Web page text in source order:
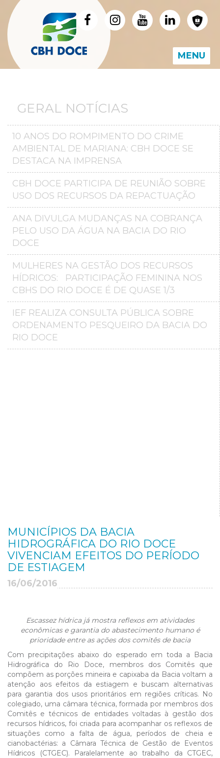
MENU
GERAL NOTÍCIAS
10 ANOS DO ROMPIMENTO DO CRIME
AMBIENTAL DE MARIANA: CBH DOCE SE
DESTACA NA IMPRENSA
CBH DOCE PARTICIPA DE REUNIÃO SOBRE
USO DOS RECURSOS DA REPACTUAÇÃO
ANA DIVULGA MUDANÇAS NA COBRANÇA
PELO USO DA ÁGUA NA BACIA DO RIO
DOCE
MULHERES NA GESTÃO DOS RECURSOS
HÍDRICOS: PARTICIPAÇÃO FEMININA NOS
CBHS DO RIO DOCE É DE QUASE 1/3
IEF REALIZA CONSULTA PÚBLICA SOBRE
ORDENAMENTO PESQUEIRO DA BACIA DO
RIO DOCE
MUNICÍPIOS DA BACIA
HIDROGRÁFICA DO RIO DOCE
VIVENCIAM EFEITOS DO PERÍODO
DE ESTIAGEM
16/06/2016
Escassez hídrica já mostra reflexos em atividades
econômicas e garantia do abastecimento humano é
prioridade entre as ações dos comitês de bacia
Com precipitações abaixo do esperado em toda a Bacia
Hidrográfica do Rio Doce, membros dos Comitês que
compõem as porções mineira e capixaba da Bacia voltam a
atenção aos efeitos da estiagem e buscam alternativas
para garantia dos usos prioritários em regiões críticas. No
colegiado, uma câmara técnica, formada por membros dos
Comitês e técnicos de entidades voltadas à gestão dos
recursos hídricos, foi criada para acompanhar os reflexos de
situações como a falta de água, períodos de cheia e
cianobactérias: a Câmara Técnica de Gestão de Eventos
Hídricos (CTGEC). Paralelamente ao trabalho da CTGEC,